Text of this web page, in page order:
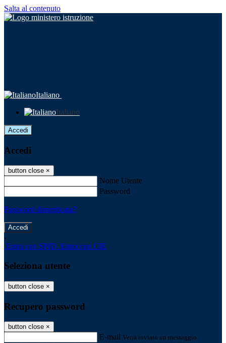
Salta al contenuto
Italiano
Italiano
Accedi
Accedi
button close ×
Nome Utente
Password
Password dimenticata?
-
Entra con SPID Entra con CIE
Seleziona utente
button close ×
Recupero password
button close ×
E-mail Verrà inviato un messaggio